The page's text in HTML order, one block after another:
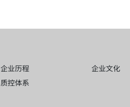
企业历程
企业文化
质控体系